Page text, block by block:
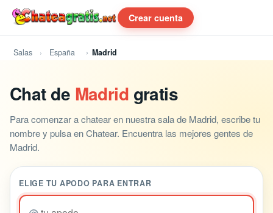
Crear cuenta
Salas España Madrid
Chat de Madrid gratis
Para comenzar a chatear en nuestra sala de Madrid, escribe tu
nombre y pulsa en Chatear. Encuentra las mejores gentes de
Madrid.
ELIGE TU APODO PARA ENTRAR